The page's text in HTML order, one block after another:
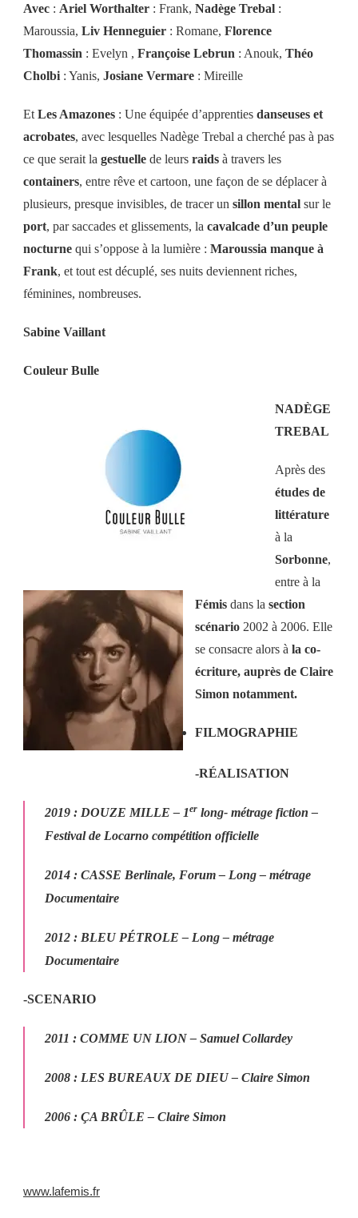
Avec : Ariel Worthalter : Frank, Nadège Trebal :
Maroussia, Liv Henneguier : Romane, Florence
Thomassin : Evelyn , Françoise Lebrun : Anouk, Théo
Cholbi : Yanis, Josiane Vermare : Mireille
Et Les Amazones : Une équipée d’apprenties danseuses et
acrobates, avec lesquelles Nadège Trebal a cherché pas à pas
ce que serait la gestuelle de leurs raids à travers les
containers, entre rêve et cartoon, une façon de se déplacer à
plusieurs, presque invisibles, de tracer un sillon mental sur le
port, par saccades et glissements, la cavalcade d’un peuple
nocturne qui s’oppose à la lumière : Maroussia manque à
Frank, et tout est décuplé, ses nuits deviennent riches,
féminines, nombreuses.
Sabine Vaillant
Couleur Bulle
NADÈGE
TREBAL
Après des
études de
littérature
à la
Sorbonne,
entre à la
Fémis dans la section
scénario 2002 à 2006. Elle
se consacre alors à la co-
écriture, auprès de Claire
Simon notamment.
FILMOGRAPHIE
-RÉALISATION
2019 : DOUZE MILLE – 1er long- métrage fiction –
Festival de Locarno compétition officielle
2014 : CASSE Berlinale, Forum – Long – métrage
Documentaire
2012 : BLEU PÉTROLE – Long – métrage
Documentaire
-SCENARIO
2011 : COMME UN LION– Samuel Collardey
2008 : LES BUREAUX DE DIEU– Claire Simon
2006 : ÇA BRÛLE – Claire Simon
www.lafemis.fr